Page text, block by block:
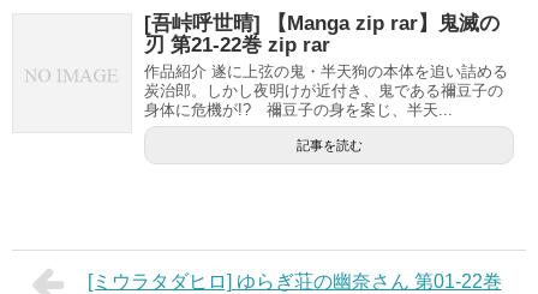
[吾峠呼世晴] 【Manga zip rar】鬼滅の
刃 第21-22巻 zip rar
作品紹介 遂に上弦の鬼・半天狗の本体を追い詰める
炭治郎。しかし夜明けが近付き、鬼である禰豆子の
身体に危機が!? 禰豆子の身を案じ、半天...
記事を読む
[ミウラタダヒロ] ゆらぎ荘の幽奈さん 第01-22巻